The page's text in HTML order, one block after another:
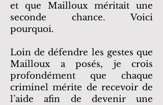
et que Mailloux méritait une
seconde chance. Voici
pourquoi.
Loin de défendre les gestes que
Mailloux a posés, je crois
profondément que chaque
criminel mérite de recevoir de
l’aide afin de devenir une